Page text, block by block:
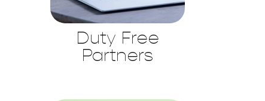
Duty Free
Partners